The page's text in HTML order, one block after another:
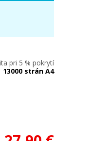
pri 5 % pokrytí
13000 strán A4